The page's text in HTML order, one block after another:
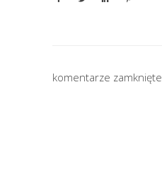
komentarze zamknięte